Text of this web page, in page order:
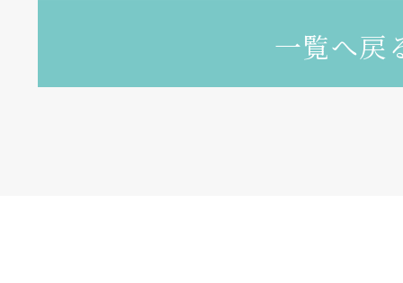
一覧へ戻